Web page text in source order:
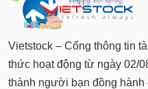
Vietstock – Cổng thông tin
thức hoạt động từ ngày 02/
thành người bạn đồng hành